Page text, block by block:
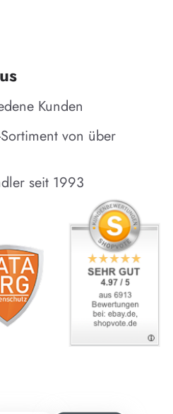
Kunden
von über
seit 1993